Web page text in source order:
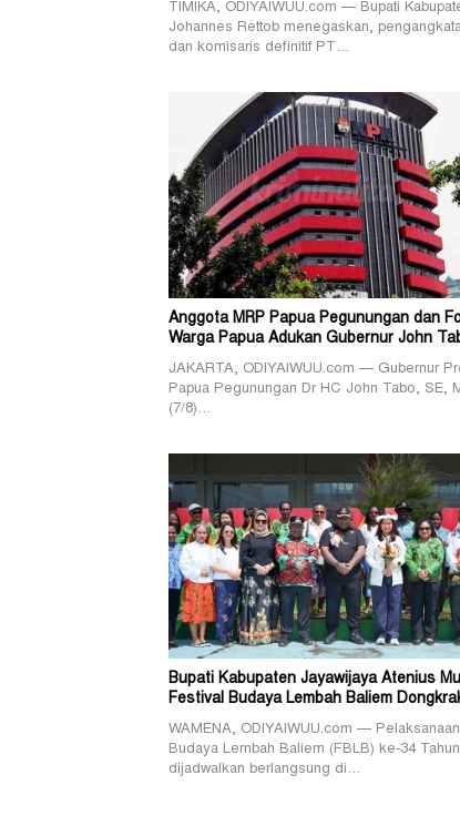
TIMIKA, ODIYAIWUU.com — Bupati
Johannes Rettob menegaskan,
dan komisaris definitif PT…
Anggota MRP Papua Pegunungan dan
Warga Papua Adukan Gubernur John
JAKARTA, ODIYAIWUU.com — Gubernur
Papua Pegunungan Dr HC John Tabo, SE,
(7/8)…
Bupati Kabupaten Jayawijaya Atenius
Festival Budaya Lembah Baliem
WAMENA, ODIYAIWUU.com —
Budaya Lembah Baliem (FBLB) ke-34
dijadwalkan berlangsung di…